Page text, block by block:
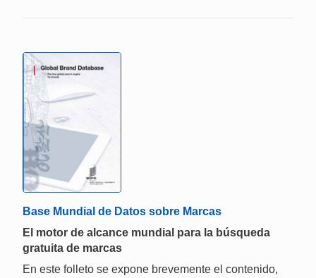
Base Mundial de Datos sobre Marcas
El motor de alcance mundial para la búsqueda
gratuita de marcas
En este folleto se expone brevemente el contenido,